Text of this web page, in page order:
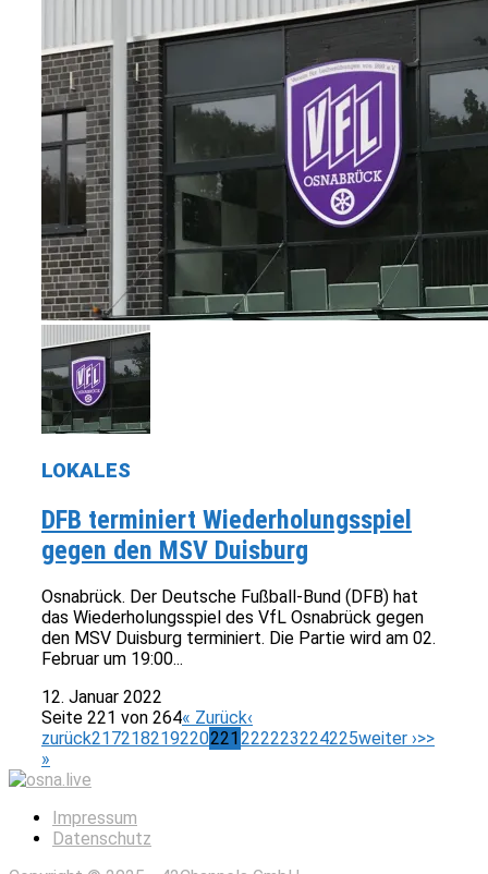
LOKALES
DFB terminiert Wiederholungsspiel
gegen den MSV Duisburg
Osnabrück. Der Deutsche Fußball-Bund (DFB) hat
das Wiederholungsspiel des VfL Osnabrück gegen
den MSV Duisburg terminiert. Die Partie wird am 02.
Februar um 19:00...
12. Januar 2022
Seite 221 von 264« Zurück‹
zurück217218219220221 222223224225weiter ›>>
»
Impressum
Datenschutz